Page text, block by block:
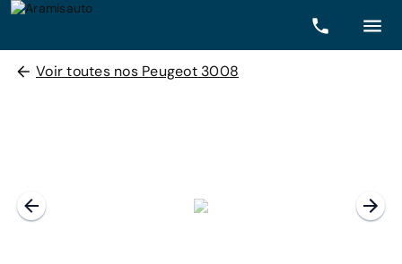
Voir toutes nos Peugeot 3008